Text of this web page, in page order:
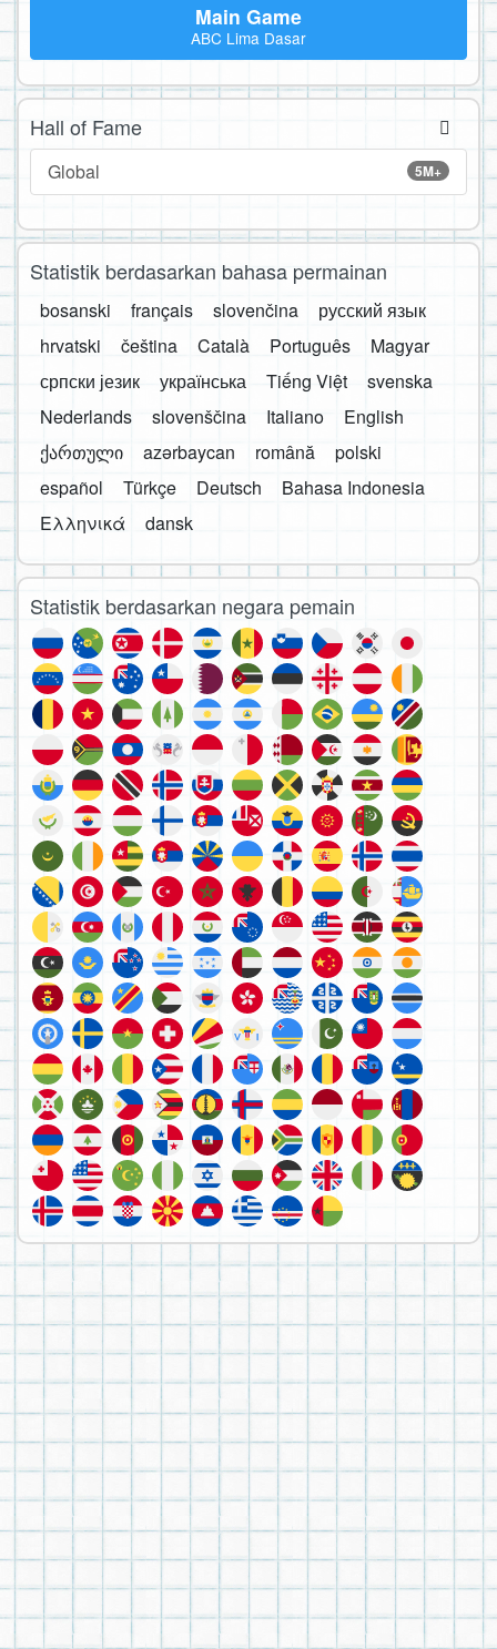
Main Game
ABC Lima Dasar
Hall of Fame
5M+
Global
Statistik berdasarkan bahasa permainan
bosanski français slovenčina
русский язык
hrvatski
čeština Català Português
Magyar
српски језик
українська Tiếng Việt
svenska
Nederlands
slovenščina Italiano
English
ქართული
azərbaycan română
polski
español
Türkçe Deutsch
Bahasa Indonesia
Ελληνικά
dansk
Statistik berdasarkan negara pemain